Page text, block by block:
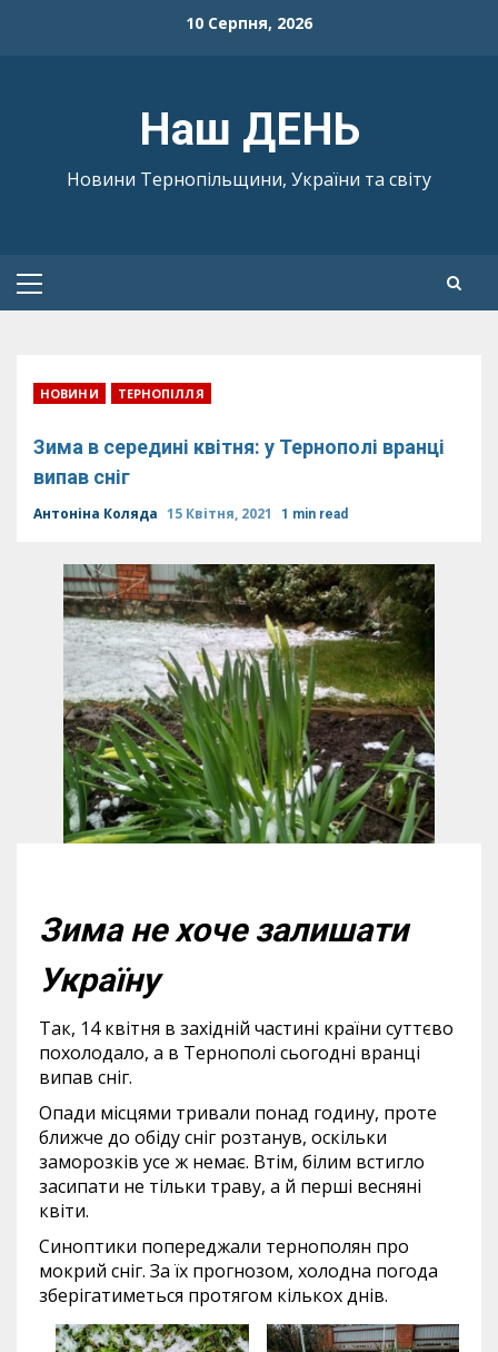
10 Серпня, 2026
Наш ДЕНЬ
Новини Тернопільщини, України та світу
Primary
НОВИНИ ТЕРНОПІЛЛЯ
Зима в середині квітня: у Тернополі вранці
випав сніг
Антоніна Коляда 15 Квітня, 2021 1 min read
Зима не хоче залишати
Україну
Так, 14 квітня в західній частині країни суттєво
похолодало, а в Тернополі сьогодні вранці
випав сніг.
Опади місцями тривали понад годину, проте
ближче до обіду сніг розтанув, оскільки
заморозків усе ж немає. Втім, білим встигло
засипати не тільки траву, а й перші весняні
квіти.
Синоптики попереджали тернополян про
мокрий сніг. За їх прогнозом, холодна погода
зберігатиметься протягом кількох днів.